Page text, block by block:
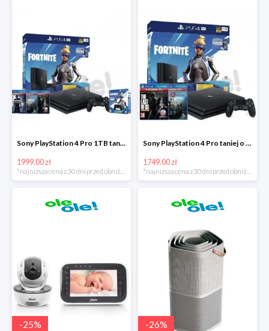
Sony PlayStation 4 Pro 1TB taniej o 220zł
1999.00 zł
Sony PlayStation 4 Pro taniej o 150zł
1749.00 zł
-25% -26%